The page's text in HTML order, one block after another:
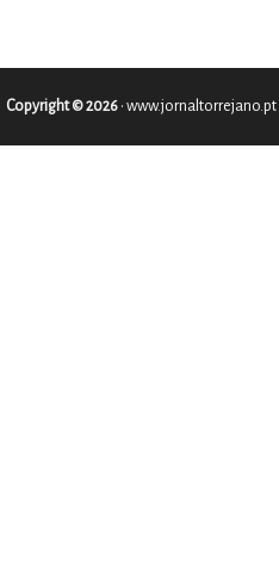
Copyright © 2026 • www.jornaltorrejano.pt